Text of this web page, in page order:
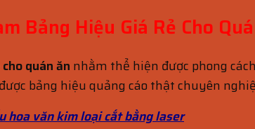
Bảng Hiệu Giá Rẻ Cho
quán ăn nhằm thể hiện được phong
bảng hiệu quảng cáo thật chuyên
hoa văn kim loại cắt bằng laser